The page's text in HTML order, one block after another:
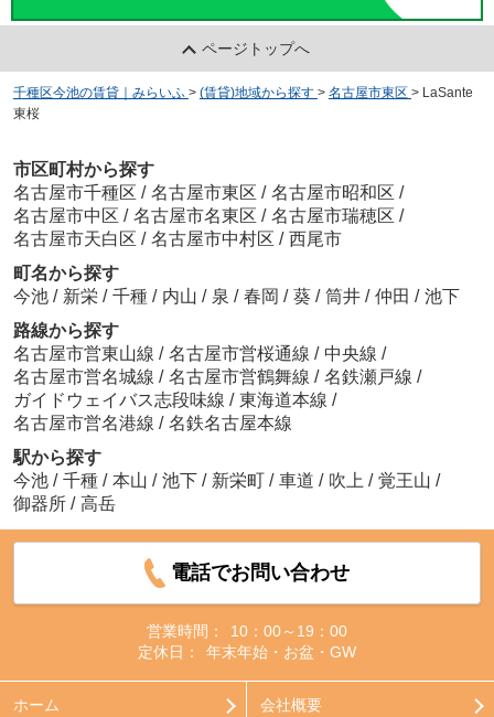
ページトップへ
千種区今池の賃貸｜みらいふ > (賃貸)地域から探す > 名古屋市東区 > LaSante
東桜
市区町村から探す
名古屋市千種区 / 名古屋市東区 / 名古屋市昭和区 /
名古屋市中区 / 名古屋市名東区 / 名古屋市瑞穂区 /
名古屋市天白区 / 名古屋市中村区 / 西尾市
町名から探す
今池 / 新栄 / 千種 / 内山 / 泉 / 春岡 / 葵 / 筒井 / 仲田 / 池下
路線から探す
名古屋市営東山線 / 名古屋市営桜通線 / 中央線 /
名古屋市営名城線 / 名古屋市営鶴舞線 / 名鉄瀬戸線 /
ガイドウェイバス志段味線 / 東海道本線 /
名古屋市営名港線 / 名鉄名古屋本線
駅から探す
今池 / 千種 / 本山 / 池下 / 新栄町 / 車道 / 吹上 / 覚王山 /
御器所 / 高岳
電話でお問い合わせ
営業時間：
10：00～19：00
定休日：
年末年始・お盆・GW
ホーム 会社概要